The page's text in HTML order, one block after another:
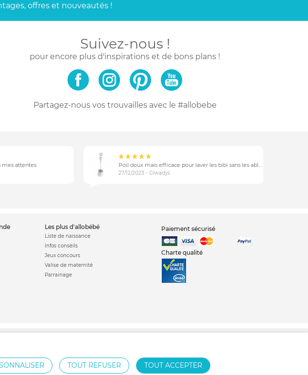
offres et nouveautés !
Suivez-nous !
pour encore plus d'inspirations et de bons plans !
Partagez-nous vos trouvaillesavec le #allobebe
mes attentes
27/12/2023 - Glwadys
les plus d'allobébé
Liste de naissance
Infos conseils
Jeux concours
Valise de maternité
Parrainage
Paiement sécurisé
Charte qualité
TOUT REFUSER TOUT ACCEPTER